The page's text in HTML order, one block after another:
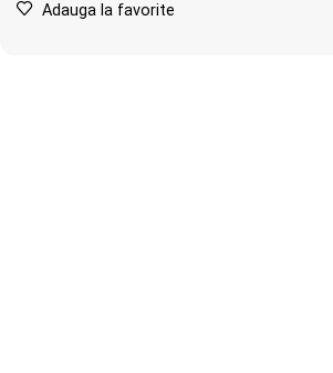
Adauga la favorite